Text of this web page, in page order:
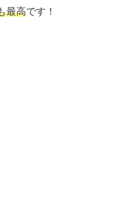
最高です！